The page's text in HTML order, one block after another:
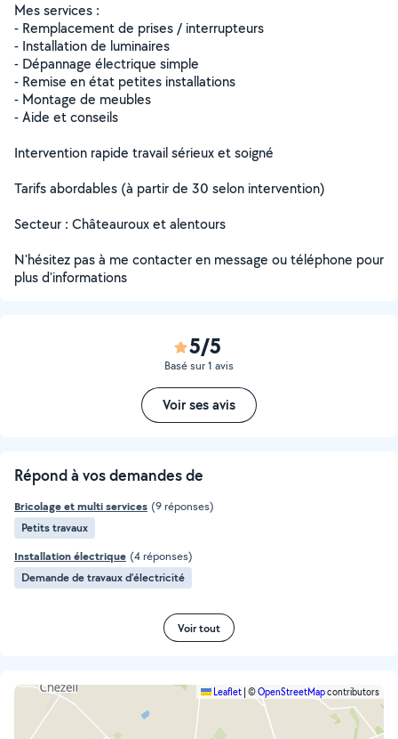
Mes services :
- Remplacement de prises / interrupteurs
- Installation de luminaires
- Dépannage électrique simple
- Remise en état petites installations
- Montage de meubles
- Aide et conseils
Intervention rapide travail sérieux et soigné
Tarifs abordables (à partir de 30 selon intervention)
Secteur : Châteauroux et alentours
N'hésitez pas à me contacter en message ou téléphone pour
plus d'informations
5/5
Basé sur 1 avis
Voir ses avis
Répond à vos demandes de
Bricolage et multi services (9 réponses)
Petits travaux
Installation électrique (4 réponses)
Demande de travaux d’électricité
Voir tout
Leaflet ©OpenStreetMapcontributors